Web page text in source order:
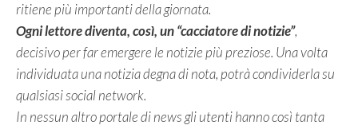
ritiene più importanti della giornata.
Ogni lettore diventa, così, un “cacciatore di notizie”,
decisivo per far emergere le notizie più preziose. Una volta
individuata una notizia degna di nota, potrà condividerla su
qualsiasi social network.
In nessun altro portale di news gli utenti hanno così tanta